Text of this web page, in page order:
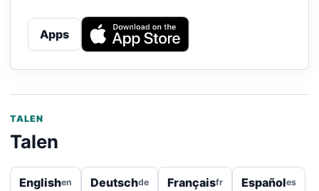
Apps
TALEN
Talen
Englishen Deutschde Françaisfr Españoles